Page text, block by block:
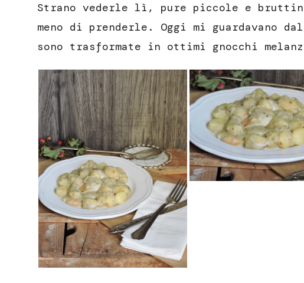
Strano vederle lì, pure piccole e
meno di prenderle. Oggi mi guardavano
sono trasformate in ottimi gnocchi